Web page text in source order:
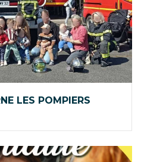
LES POMPIERS